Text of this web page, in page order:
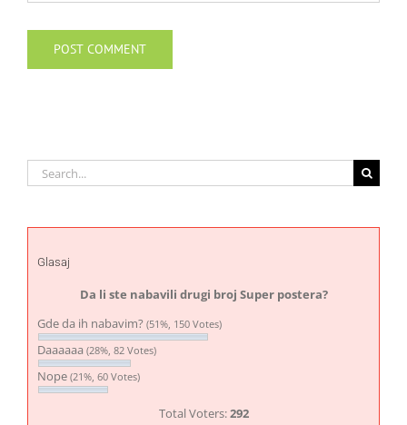
Search
for:
Glasaj
Da li ste nabavili drugi broj Super postera?
Gde da ih nabavim? (51%, 150 Votes)
Daaaaaa (28%, 82 Votes)
Nope (21%, 60 Votes)
Total Voters:292